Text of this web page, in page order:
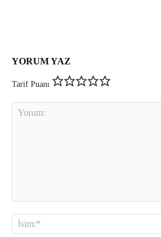
YORUM YAZ
Tarif Puanı